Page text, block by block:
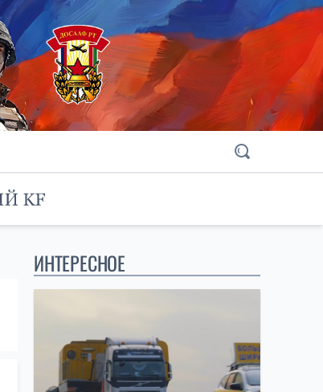
ИНТЕРЕСНОЕ